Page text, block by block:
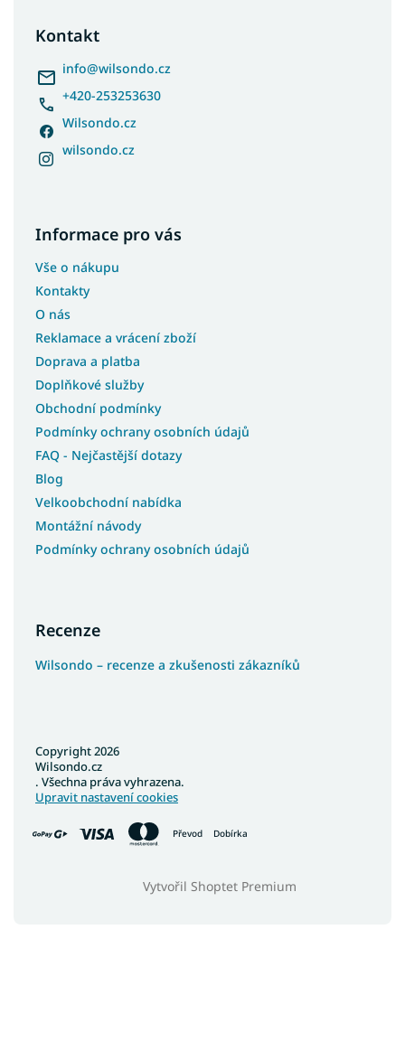
Kontakt
info@wilsondo.cz
+420-253253630
Wilsondo.cz
wilsondo.cz
Informace pro vás
Vše o nákupu
Kontakty
O nás
Reklamace a vrácení zboží
Doprava a platba
Doplňkové služby
Obchodní podmínky
Podmínky ochrany osobních údajů
FAQ - Nejčastější dotazy
Blog
Velkoobchodní nabídka
Montážní návody
Podmínky ochrany osobních údajů
Recenze
Wilsondo – recenze a zkušenosti zákazníků
Převod Dobírka
Vytvořil Shoptet Premium
Copyright 2026
Wilsondo.cz
. Všechna práva vyhrazena.
Upravit nastavení cookies